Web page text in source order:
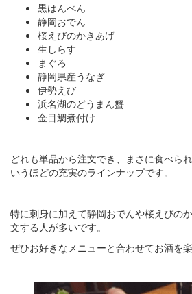
黒はんぺん
静岡おでん
桜えびのかきあげ
生しらす
まぐろ
静岡県産うなぎ
伊勢えび
浜名湖のどうまん蟹
金目鯛煮付け
どれも単品から注文でき、まさに食べら
いうほどの充実のラインナップです。
特に刺身に加えて静岡おでんや桜えびの
文する人が多いです。
ぜひお好きなメニューと合わせてお酒を